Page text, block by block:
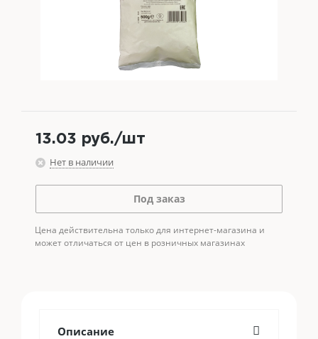
13.03 руб./шт
Нет в наличии
Под заказ
Цена действительна только для интернет-магазина и
может отличаться от цен в розничных магазинах
Описание